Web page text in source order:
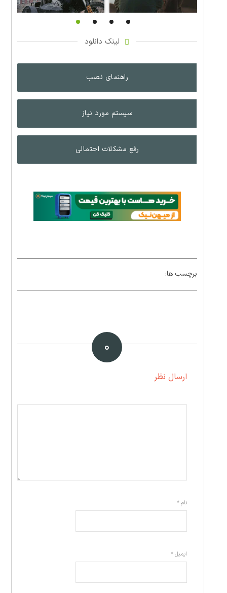
لینک دانلود
راهنمای نصب
سیستم مورد نیاز
رفع مشکلات احتمالی
برچسب ها:
۰
ارسال نظر
نام*
ایمیل*